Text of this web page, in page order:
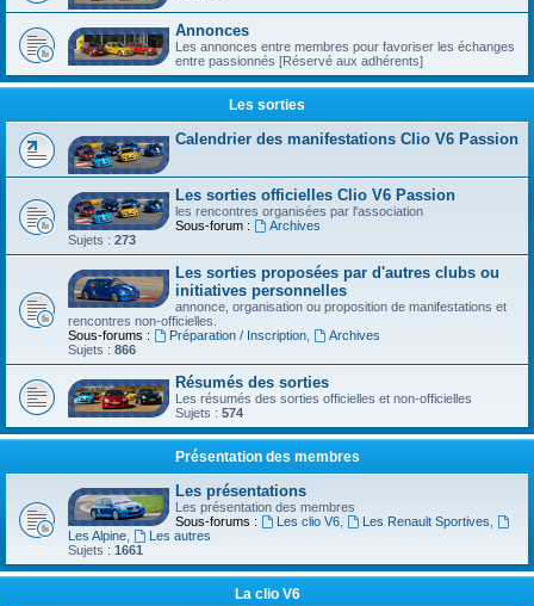
Annonces
Les annonces entre membres pour favoriser les échanges
entre passionnés [Réservé aux adhérents]
Les sorties
Calendrier des manifestations Clio V6 Passion
Les sorties officielles Clio V6 Passion
les rencontres organisées par l'association
Sous-forum :
Archives
Sujets : 273
Les sorties proposées par d'autres clubs ou
initiatives personnelles
annonce, organisation ou proposition de manifestations et
rencontres non-officielles.
Sous-forums :
Préparation / Inscription,
Archives
Sujets : 866
Résumés des sorties
Les résumés des sorties officielles et non-officielles
Sujets : 574
Présentation des membres
Les présentations
Les présentation des membres
Sous-forums :
Les clio V6, Les Renault Sportives,
Les Alpine,
Les autres
Sujets : 1661
La clio V6